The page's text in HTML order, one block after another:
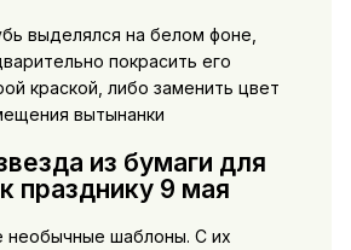
выделялся на белом фоне,
покрасить его
краской, либо заменить цвет
вытынанки
из бумаги для
празднику 9 мая
необычные шаблоны. С их